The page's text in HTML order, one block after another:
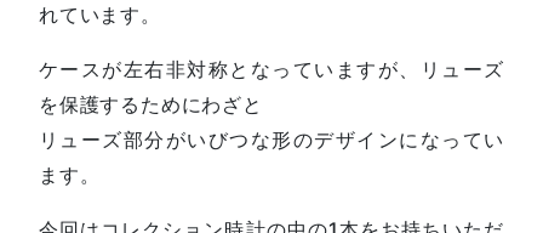
れています。
ケースが左右非対称となっていますが、リューズ
を保護するためにわざと
リューズ部分がいびつな形のデザインになってい
ます。